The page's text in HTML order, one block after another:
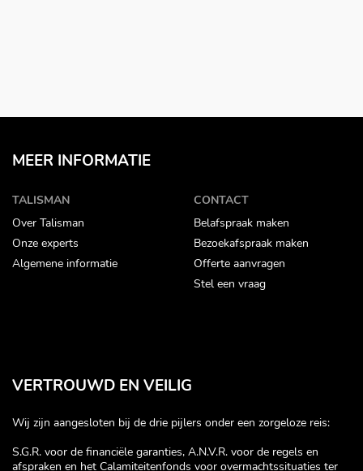
MEER INFORMATIE
TALISMAN
Over Talisman
Onze experts
Algemene informatie
CONTACT
Belafspraak maken
Bezoekafspraak maken
Offerte aanvragen
Stel een vraag
VERTROUWD EN VEILIG
Wij zijn aangesloten bij de drie pijlers onder een zorgeloze reis:
S.G.R. voor de financiële garanties, A.N.V.R. voor de regels en
afspraken en het Calamiteitenfonds voor overmachtssituaties ter